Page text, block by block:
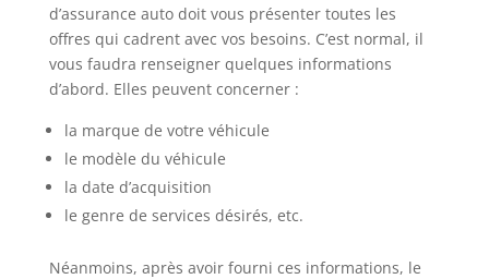
d’assurance auto doit vous présenter toutes les
offres qui cadrent avec vos besoins. C’est normal, il
vous faudra renseigner quelques informations
d’abord. Elles peuvent concerner :
la marque de votre véhicule
le modèle du véhicule
la date d’acquisition
le genre de services désirés, etc.
Néanmoins, après avoir fourni ces informations, le